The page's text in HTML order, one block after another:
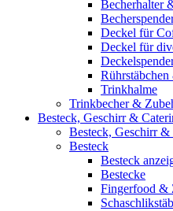
Becherhalter
Deckel für
Deckel für
Trinkhalme
Trinkbecher &
Besteck, Geschirr &
Besteck, Geschirr &
Besteck
Besteck
Bestecke
Fingerfood &